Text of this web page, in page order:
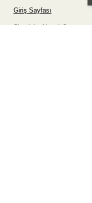
Giriş Sayfası
Siparişim Nerede?